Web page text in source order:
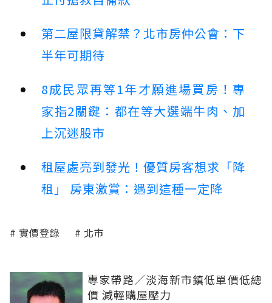
第二屋限貸解禁？北市房仲公會：下
半年可期待
8成民眾再等1年才願進場買房！專
家指2關鍵：都在等大選端牛肉、加
上沉迷股市
租屋處亮到發光！優質房客想求「降
租」 房東激賞：遇到這種一定降
實價登錄 北市
專家帶路／淡海新市鎮低單價低總
價 減輕購屋壓力